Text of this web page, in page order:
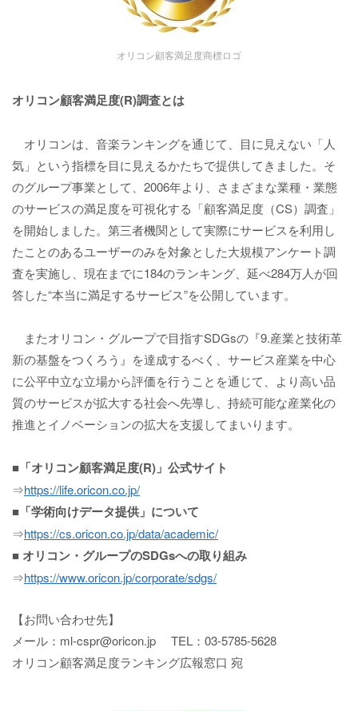
オリコン顧客満足度商標ロゴ
オリコン顧客満足度(R)調査とは
オリコンは、音楽ランキングを通じて、目に見えない「人
気」という指標を目に見えるかたちで提供してきました。そ
のグループ事業として、2006年より、さまざまな業種・業態
のサービスの満足度を可視化する「顧客満足度（CS）調査」
を開始しました。第三者機関として実際にサービスを利用し
たことのあるユーザーのみを対象とした大規模アンケート調
査を実施し、現在までに184のランキング、延べ284万人が回
答した“本当に満足するサービス”を公開しています。
またオリコン・グループで目指すSDGsの『9.産業と技術革
新の基盤をつくろう』を達成するべく、サービス産業を中心
に公平中立な立場から評価を行うことを通じて、より高い品
質のサービスが拡大する社会へ先導し、持続可能な産業化の
推進とイノベーションの拡大を支援してまいります。
■「オリコン顧客満足度(R)」公式サイト
⇒https://life.oricon.co.jp/
■「学術向けデータ提供」について
⇒https://cs.oricon.co.jp/data/academic/
■ オリコン・グループのSDGsへの取り組み
⇒https://www.oricon.jp/corporate/sdgs/
【お問い合わせ先】
メール：ml-cspr@oricon.jp TEL：03-5785-5628
オリコン顧客満足度ランキング広報窓口 宛